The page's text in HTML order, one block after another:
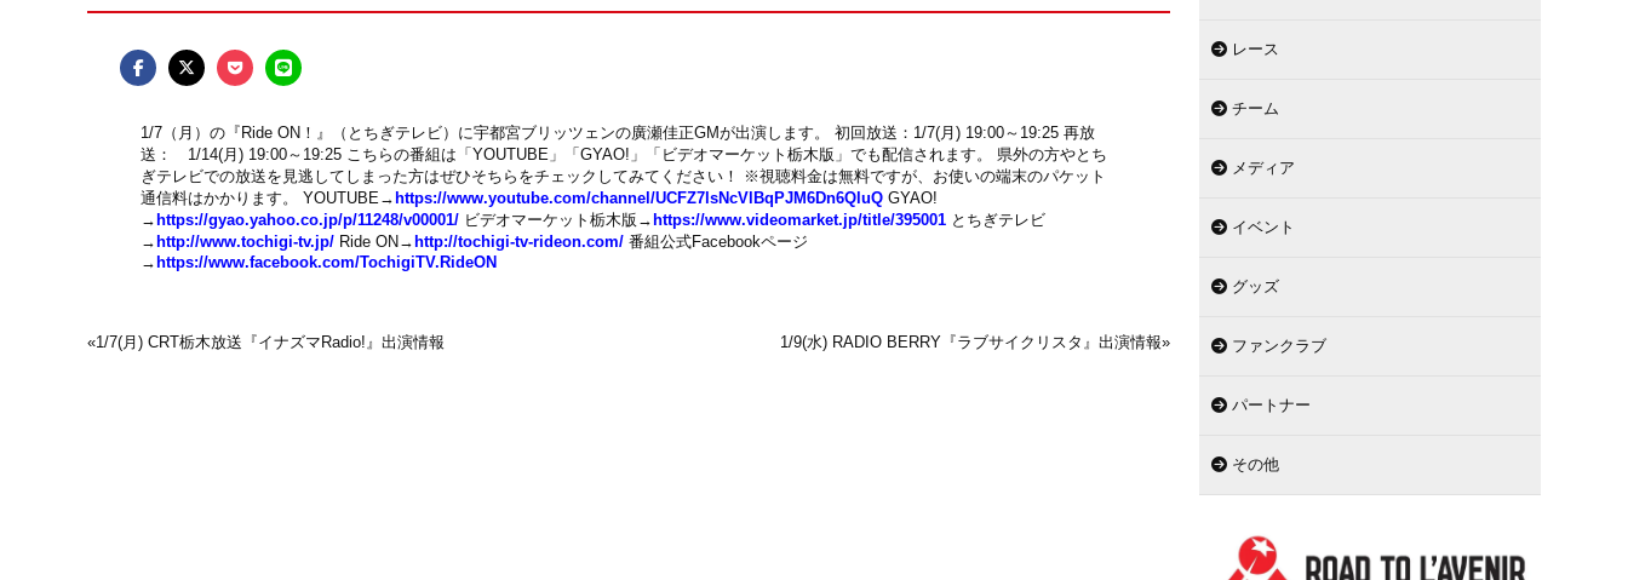
1/7（月）の『Ride ON！』（とちぎテレビ）に宇都宮ブリッツェンの廣瀬佳正GMが出演します。 初回放送：1/7(月) 19:00～19:25 再放
送： 1/14(月) 19:00～19:25 こちらの番組は「YOUTUBE」「GYAO!」「ビデオマーケット栃木版」でも配信されます。 県外の方やとち
ぎテレビでの放送を見逃してしまった方はぜひそちらをチェックしてみてください！ ※視聴料金は無料ですが、お使いの端末のパケット
通信料はかかります。 YOUTUBE→ https://www.youtube.com/channel/UCFZ7lsNcVlBqPJM6Dn6QluQGYAO!
→ https://gyao.yahoo.co.jp/p/11248/v00001/ビデオマーケット栃木版→ https://www.videomarket.jp/title/395001とちぎテレビ
→ http://www.tochigi-tv.jp/Ride ON→ http://tochigi-tv-rideon.com/番組公式Facebookページ
→ https://www.facebook.com/TochigiTV.RideON
«1/7(月) CRT栃木放送『イナズマRadio!』出演情報 1/9(水) RADIO BERRY『ラブサイクリスタ』出演情報»
レース
チーム
メディア
イベント
グッズ
ファンクラブ
パートナー
その他